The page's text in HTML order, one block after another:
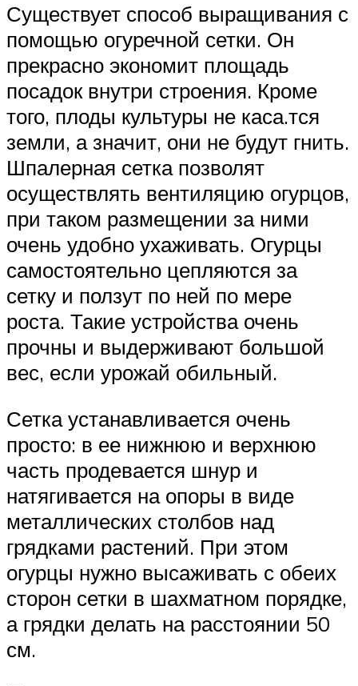
Существует способ выращивания с
помощью огуречной сетки. Он
прекрасно экономит площадь
посадок внутри строения. Кроме
того, плоды культуры не каса.тся
земли, а значит, они не будут гнить.
Шпалерная сетка позволят
осуществлять вентиляцию огурцов,
при таком размещении за ними
очень удобно ухаживать. Огурцы
самостоятельно цепляются за
сетку и ползут по ней по мере
роста. Такие устройства очень
прочны и выдерживают большой
вес, если урожай обильный.
Сетка устанавливается очень
просто: в ее нижнюю и верхнюю
часть продевается шнур и
натягивается на опоры в виде
металлических столбов над
грядками растений. При этом
огурцы нужно высаживать с обеих
сторон сетки в шахматном порядке,
а грядки делать на расстоянии 50
см.